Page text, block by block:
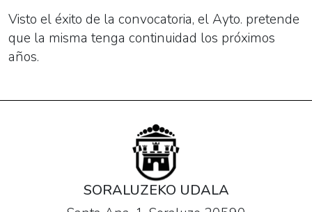
Visto el éxito de la convocatoria, el Ayto. pretende
que la misma tenga continuidad los próximos
años.
SORALUZEKO UDALA